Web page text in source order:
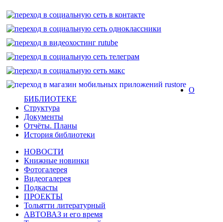
О
БИБЛИОТЕКЕ
Структура
Документы
Отчёты. Планы
История библиотеки
НОВОСТИ
Книжные новинки
Фотогалерея
Видеогалерея
Подкасты
ПРОЕКТЫ
Тольятти литературный
АВТОВАЗ и его время